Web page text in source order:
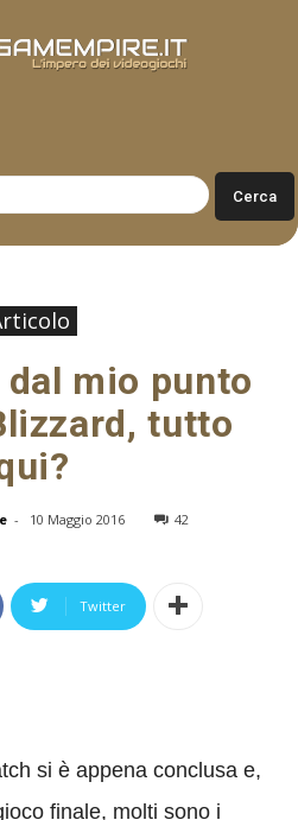
mio punto
tutto
- 10 Maggio 2016 42
Twitter
si è appena conclusa e,
finale, molti sono i